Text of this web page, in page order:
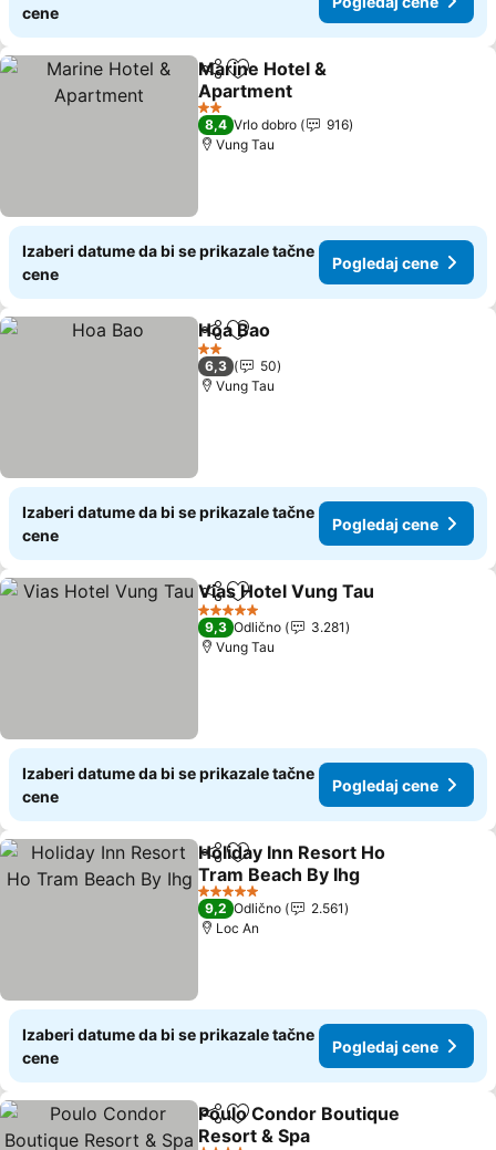
cene
Deli Dodati u favorite
Marine Hotel &
Apartment
2 Zvezdice
8,4 Vrlo dobro
916
Vung Tau
Izaberi datume da bi se prikazale tačne
cene
Pogledaj cene
Deli Dodati u favorite
Hoa Bao
2 Zvezdice
6,3
50
Vung Tau
Izaberi datume da bi se prikazale tačne
cene
Pogledaj cene
Deli Dodati u favorite
Vias Hotel Vung Tau
5 Zvezdice
9,3 Odlično
3.281
Vung Tau
Izaberi datume da bi se prikazale tačne
cene
Pogledaj cene
Deli Dodati u favorite
Holiday Inn Resort Ho
Tram Beach By Ihg
5 Zvezdice
9,2 Odlično
2.561
Loc An
Izaberi datume da bi se prikazale tačne
cene
Pogledaj cene
Deli Dodati u favorite
Poulo Condor Boutique
Resort & Spa